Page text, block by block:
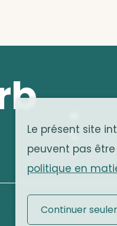
Le présent site
peuvent pas
politique en
Continuer
+32
d'utilisation|